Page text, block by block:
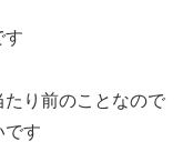
す
り前のことなので
です